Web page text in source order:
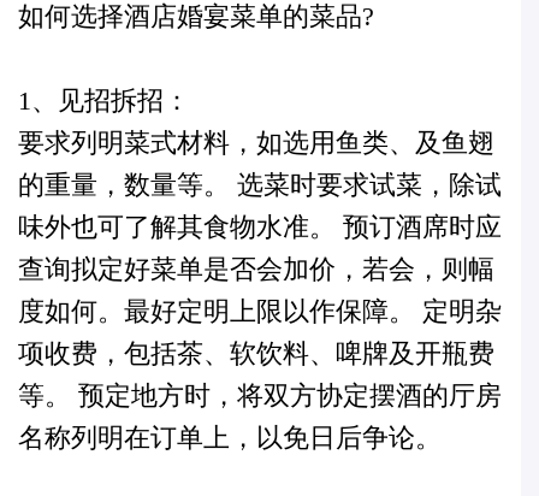
如何选择酒店婚宴菜单的菜品?
1、见招拆招：
要求列明菜式材料，如选用鱼类、及鱼翅
的重量，数量等。 选菜时要求试菜，除试
味外也可了解其食物水准。 预订酒席时应
查询拟定好菜单是否会加价，若会，则幅
度如何。最好定明上限以作保障。 定明杂
项收费，包括茶、软饮料、啤牌及开瓶费
等。 预定地方时，将双方协定摆酒的厅房
名称列明在订单上，以免日后争论。